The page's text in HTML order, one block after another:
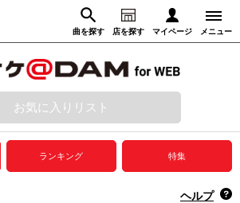
曲を探す 店を探す マイページ メニュー
がす 録音からさがす
ログイン
サービス
動画
お気に入りリスト
ランキング 特集
ヘルプ